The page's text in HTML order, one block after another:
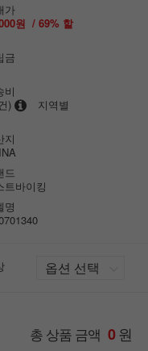
가
원 / 69% 할
금
비
)
지역별
지
드
트바이킹
명
총 상품 금액 0원